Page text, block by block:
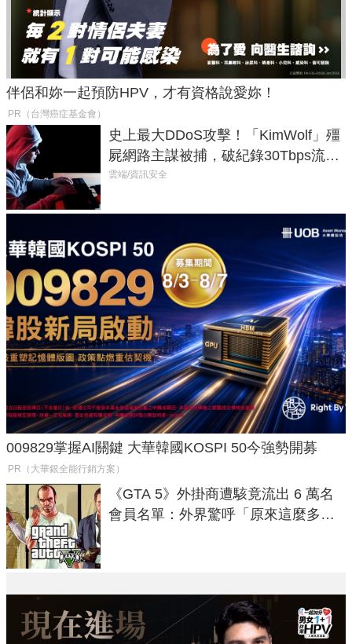
伴侶和妳一起預防HPV，才有資格說愛妳！
PR（台灣癌症基金會）
史上最大DDoS攻擊！「KimWolf」殭
屍網路主謀被捕，破紀錄30Tbps流量
癱瘓全球！
雲端/資訊安全
009829掌握AI關鍵 大華韓國KOSPI 50今強勢開募
PR（大華銀全能行銷方案）
《GTA 5》外掛商遭駭竟流出 6 萬名
會員名單：外界驚呼「原來這麼多人